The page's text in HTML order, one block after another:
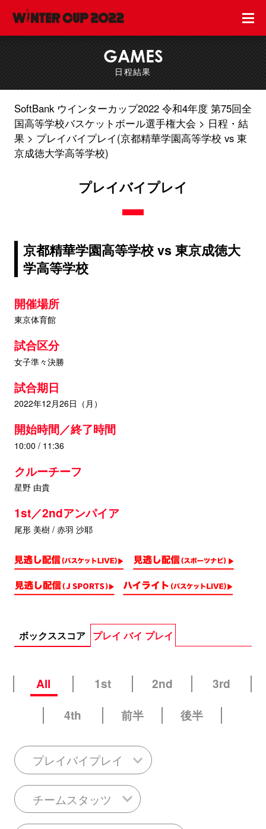
GAMES
日程結果
SoftBank ウインターカップ2022 令和4年度 第75回全
国高等学校バスケットボール選手権大会
日程・結
果
プレイバイプレイ(京都精華学園高等学校 vs 東
京成徳大学高等学校)
プレイバイプレイ
京都精華学園高等学校 vs 東京成徳大
学高等学校
開催場所
東京体育館
試合区分
女子準々決勝
試合期日
2022年12月26日（月）
開始時間／終了時間
10:00 / 11:36
クルーチーフ
星野 由貴
1st／2ndアンパイア
尾形 美樹 / 赤羽 沙耶
ボックススコア プレイ バイ プレイ
All 1st 2nd
3rd
4th
前半 後半
プレイバイプレイ
チームスタッツ